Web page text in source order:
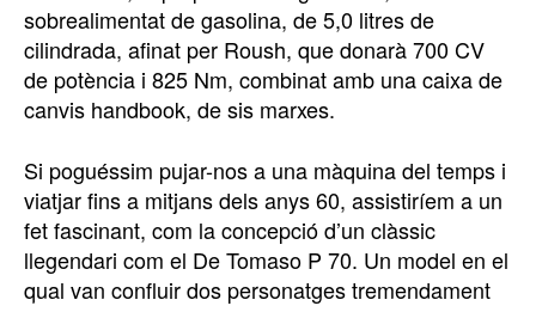
sobrealimentat de gasolina, de 5,0 litres de
cilindrada, afinat per Roush, que donarà 700 CV
de potència i 825 Nm, combinat amb una caixa de
canvis handbook, de sis marxes.
Si poguéssim pujar-nos a una màquina del temps i
viatjar fins a mitjans dels anys 60, assistiríem a un
fet fascinant, com la concepció d’un clàssic
llegendari com el De Tomaso P 70. Un model en el
qual van confluir dos personatges tremendament